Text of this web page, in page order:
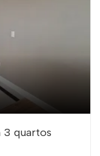
3 quartos